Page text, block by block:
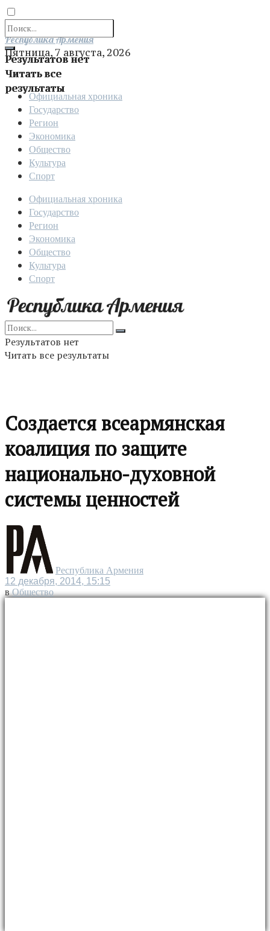
Результатов нет
Читать все
результаты
Отправить
Республика Армения
Пятница, 7 августа, 2026
Официальная хроника
Государство
Регион
Экономика
Общество
Культура
Спорт
Официальная хроника
Государство
Регион
Экономика
Общество
Культура
Спорт
Результатов нет
Читать все результаты
Cоздается всеармянская
коалиция по защите
национально-духовной
системы ценностей
Республика Армения
12 декабря, 2014, 15:15
в Общество